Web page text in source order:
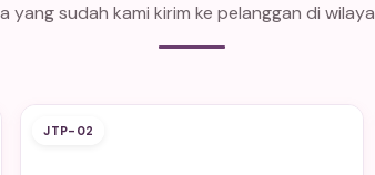
yang sudah kami kirim ke pelanggan di
JTP-02